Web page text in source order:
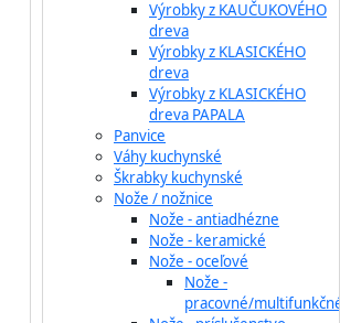
Výrobky z KAUČUKOVÉHO
dreva
Výrobky z KLASICKÉHO
dreva
Výrobky z KLASICKÉHO
dreva PAPALA
Panvice
Váhy kuchynské
Škrabky kuchynské
Nože / nožnice
Nože - antiadhézne
Nože - keramické
Nože - oceľové
Nože -
pracovné/multifunkčné